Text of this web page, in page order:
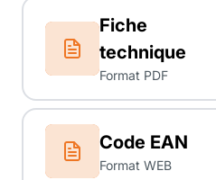
Fiche
technique
Format PDF
Code EAN
Format WEB